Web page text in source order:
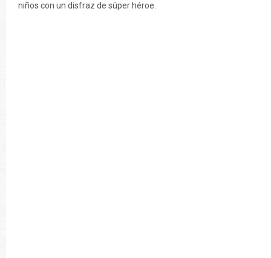
niños con un disfraz de súper héroe.